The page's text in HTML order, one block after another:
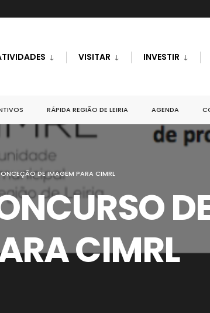
VISITAR INVESTIR
RÁPIDA REGIÃO DE LEIRIA AGENDA
DE IMAGEM PARA CIMRL
CIMRL